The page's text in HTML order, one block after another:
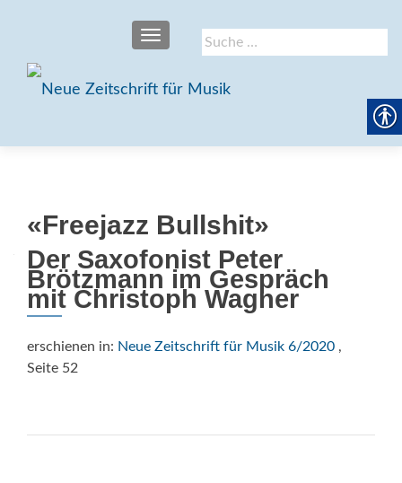
Suche
nach:
SCHALTE NAVIGATION
«Freejazz Bullshit»
Der Saxofonist Peter
Brötzmann im Gespräch
mit Christoph Wagner
erschienen in: Neue Zeitschrift für Musik 6/2020 ,
Seite 52